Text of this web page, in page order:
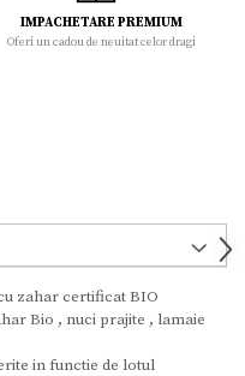
IMPACHETARE PREMIUM
Oferi un cadou de neuitat celor dragi
zahar certificat BIO
Bio , nuci prajite , lamaie
in functie de lotul